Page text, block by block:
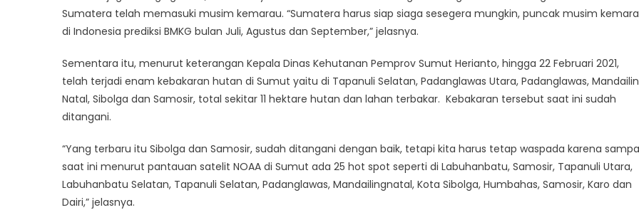
Sumatera telah memasuki musim kemarau. “Sumatera harus siap siaga sesegera mungkin, puncak musim
di Indonesia prediksi BMKG bulan Juli, Agustus dan September,” jelasnya.
Sementara itu, menurut keterangan Kepala Dinas Kehutanan Pemprov Sumut Herianto, hingga 22 Februari 2021,
telah terjadi enam kebakaran hutan di Sumut yaitu di Tapanuli Selatan, Padanglawas Utara, Padanglawas,
Natal, Sibolga dan Samosir, total sekitar 11 hektare hutan dan lahan terbakar. Kebakaran tersebut saat ini sudah
ditangani.
“Yang terbaru itu Sibolga dan Samosir, sudah ditangani dengan baik, tetapi kita harus tetap waspada karena
saat ini menurut pantauan satelit NOAA di Sumut ada 25 hot spot seperti di Labuhanbatu, Samosir, Tapanuli Utara,
Labuhanbatu Selatan, Tapanuli Selatan, Padanglawas, Mandailingnatal, Kota Sibolga, Humbahas, Samosir, Karo dan
Dairi,” jelasnya.